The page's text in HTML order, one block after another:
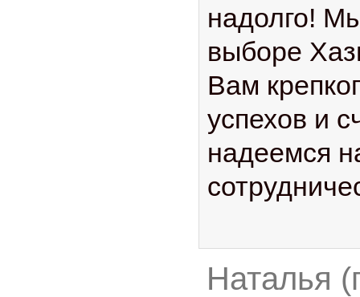
надолго!
выборе
Вам
успехов и
надеемся
Наталья